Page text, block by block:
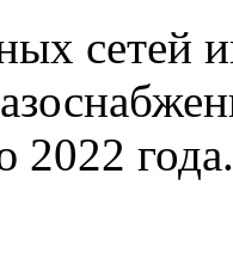
сетей
2022